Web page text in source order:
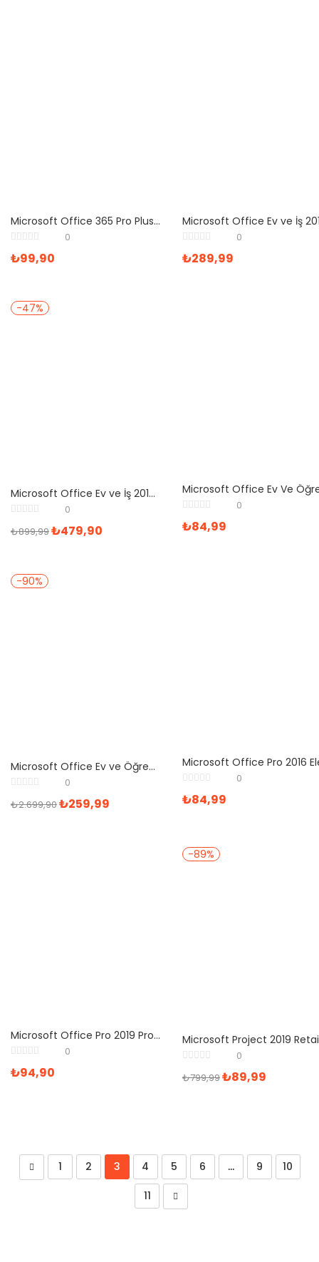
Microsoft Office 365 Pro Plus Ofis Yazılımı
0
₺99,90
0
₺289,99
-47%
Microsoft Office Ev ve İş 2019 Türkçe Lisans
0
₺899,99₺479,90
0
₺84,99
-90%
Microsoft Office Ev ve Öğrenci 2019 Türkçe Lisans
0
₺2.699,90₺259,99
0
₺84,99
Microsoft Office Pro 2019 Professional Lisans Anahtarı
0
₺94,90
-89%
0
₺799,99₺89,99
1 2 3 4 5 6 … 9 10
11